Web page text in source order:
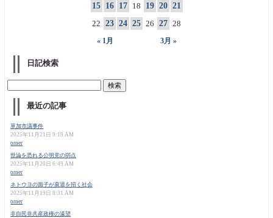
« 1月 3月 »
15 16 17 18 19 20 21
22 23 24 25 26 27 28
日記検索
最近の記事
草加市議事件
2025年11月21日 9:19 AM
orner
世論を恐れる公明党の弱点
2025年11月20日 6:49 AM
orner
ネトウヨの面子が衰退を招く社会
2025年11月19日 8:31 AM
orner
非自民非共産政権の遠望